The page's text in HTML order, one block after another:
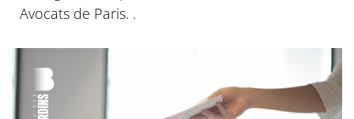
Avocats de Paris. .